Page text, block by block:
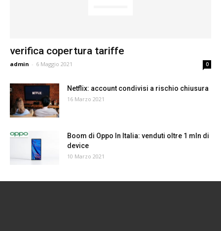
verifica copertura tariffe
admin - 6 Maggio 2021 0
Netflix: account condivisi a rischio chiusura
16 Marzo 2021
Boom di Oppo In Italia: venduti oltre 1 mln di
device
10 Marzo 2021